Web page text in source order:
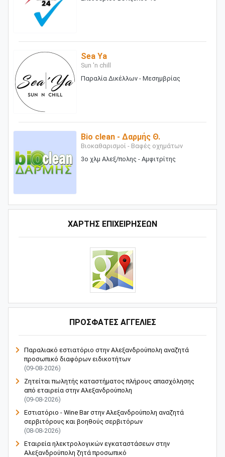
Sea Ya
Sun 'n chill
Παραλία Δικέλλων - Μεσημβρίας
Bio clean - Δαρμής Θ.
Βιοκαθαρισμοί - Βαφές οχημάτων
3ο χλμ Αλεξ/πολης - Αμφιτρίτης
ΧΑΡΤΗΣ ΕΠΙΧΕΙΡΗΣΕΩΝ
ΠΡΟΣΦΑΤΕΣ ΑΓΓΕΛΙΕΣ
Παραλιακό εστιατόριο στην Αλεξανδρούπολη αναζητά
προσωπικό διαφόρων ειδικοτήτων
(09-08-2026)
Ζητείται πωλητής καταστήματος πλήρους απασχόλησης
από εταιρεία στην Αλεξανδρούπολη
(09-08-2026)
Εστιατόριο - Wine Bar στην Αλεξανδρούπολη αναζητά
σερβιτόρους και βοηθούς σερβιτόρων
(08-08-2026)
Εταιρεία ηλεκτρολογικών εγκαταστάσεων στην
Αλεξανδρούπολη ζητά προσωπικό